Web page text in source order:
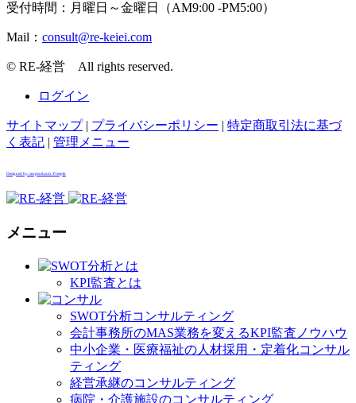
受付時間：月曜日～金曜日（AM9:00 -PM5:00）
Mail：
© RE-経営 All rights reserved.
ログイン
サイトマップ| プライバシーポリシー | 特定商取引法に基づ
く表記 | 管理メニュー
Designed by rawpixel.com / Freepik
メニュー
KPI監査とは
SWOT分析コンサルティング
会計事務所のMAS業務を変えるKPI監査ノウハウ
中小企業・医療福祉の人材採用・定着化コンサル
ティング
経営承継のコンサルティング
病院・介護施設のコンサルティング